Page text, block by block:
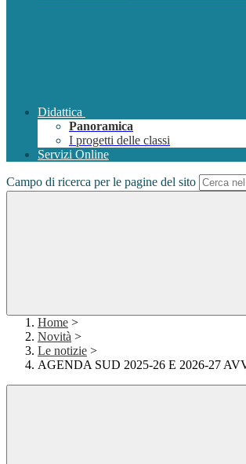
Didattica
Panoramica
I progetti delle classi
Servizi Online
Campo di ricerca per le pagine del sito
Home >
Novità >
Le notizie >
AGENDA SUD 2025-26 E 2026-27